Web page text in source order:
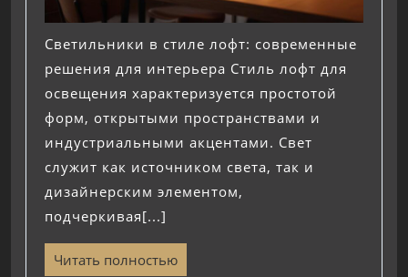
Светильники в стиле лофт: современные
решения для интерьера Стиль лофт для
освещения характеризуется простотой
форм, открытыми пространствами и
индустриальными акцентами. Свет
служит как источником света, так и
дизайнерским элементом,
подчеркивая[...]
Читать полностью